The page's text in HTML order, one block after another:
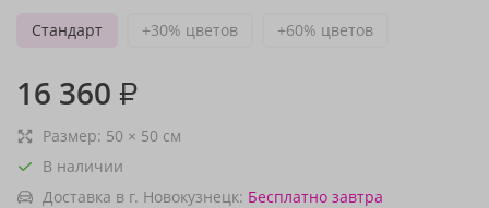
Стандарт
+30% цветов +60% цветов
16 360 ₽
Размер: 50 × 50 см
В наличии
Доставка в г. Новокузнецк: Бесплатно завтра